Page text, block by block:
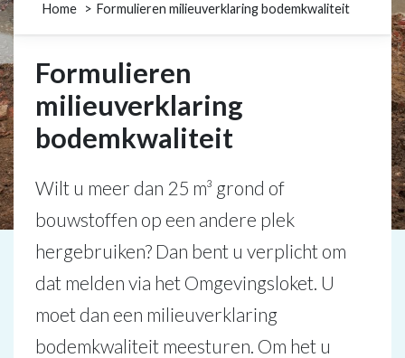
Home Formulieren milieuverklaring bodemkwaliteit
Formulieren
milieuverklaring
bodemkwaliteit
Wilt u meer dan 25 m³ grond of
bouwstoffen op een andere plek
hergebruiken? Dan bent u verplicht om
dat melden via het Omgevingsloket. U
moet dan een milieuverklaring
bodemkwaliteit meesturen. Om het u